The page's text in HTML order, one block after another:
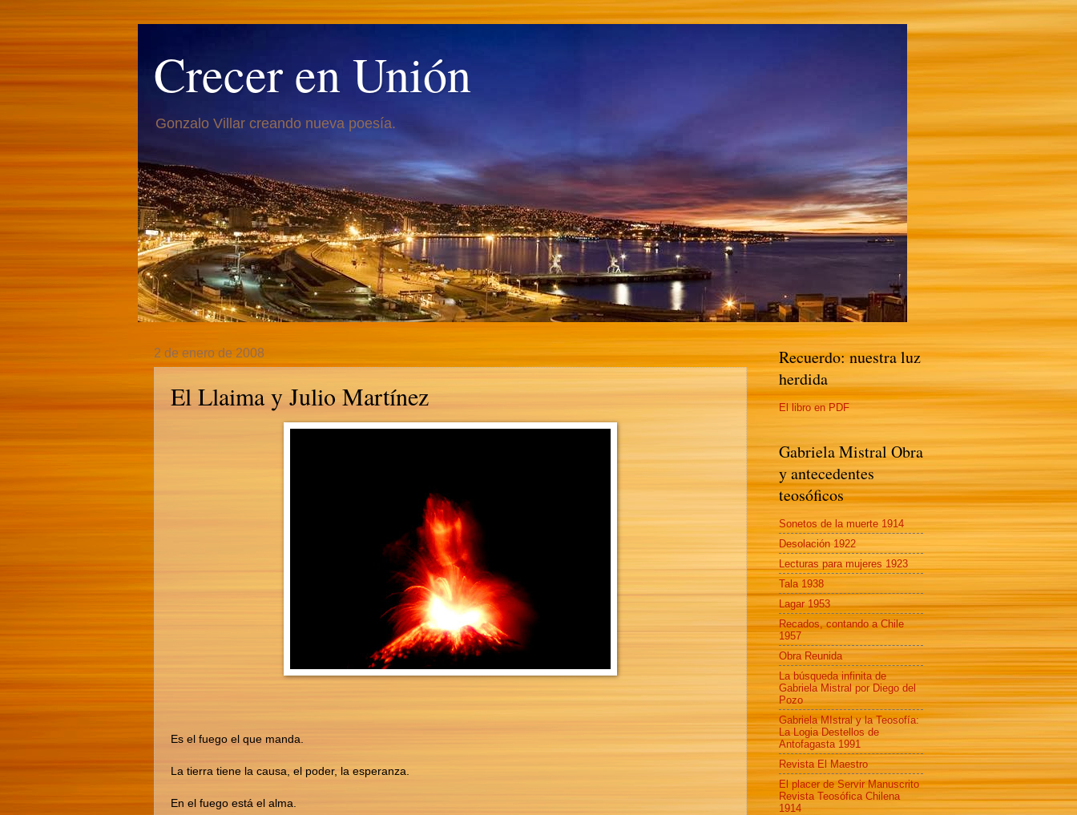
Crecer en Unión
Gonzalo Villar creando nueva poesía.
2 de enero de 2008
El Llaima y Julio Martínez
Es el fuego el que manda.
La tierra tiene la causa, el poder, la esperanza.
En el fuego está el alma.
Recuerdo: nuestra luz
herdida
El libro en PDF
Gabriela Mistral Obra
y antecedentes
teosóficos
Sonetos de la muerte 1914
Desolación 1922
Lecturas para mujeres 1923
Tala 1938
Lagar 1953
Recados, contando a Chile
1957
Obra Reunida
La búsqueda infinita de
Gabriela Mistral por Diego del
Pozo
Gabriela MIstral y la Teosofía:
La Logia Destellos de
Antofagasta 1991
Revista El Maestro
El placer de Servir Manuscrito
Revista Teosófica Chilena
1914